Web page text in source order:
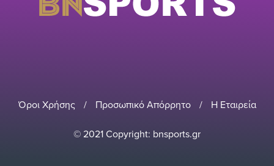
Όροι Χρήσης / Προσωπικό Απόρρητο / Η Εταιρεία
© 2021 Copyright: bnsports.gr